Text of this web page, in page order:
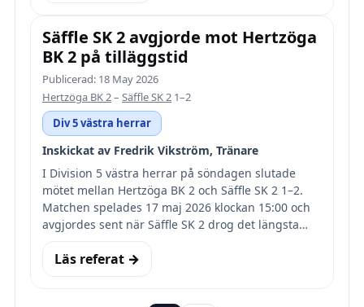
Säffle SK 2 avgjorde mot Hertzöga
BK 2 på tilläggstid
Publicerad: 18 May 2026
Hertzöga BK 2– Säffle SK 2 1–2
Div 5 västra herrar
Inskickat av Fredrik Vikström, Tränare
I Division 5 västra herrar på söndagen slutade
mötet mellan Hertzöga BK 2 och Säffle SK 2 1–2.
Matchen spelades 17 maj 2026 klockan 15:00 och
avgjordes sent när Säffle SK 2 drog det längsta…
Läs referat →